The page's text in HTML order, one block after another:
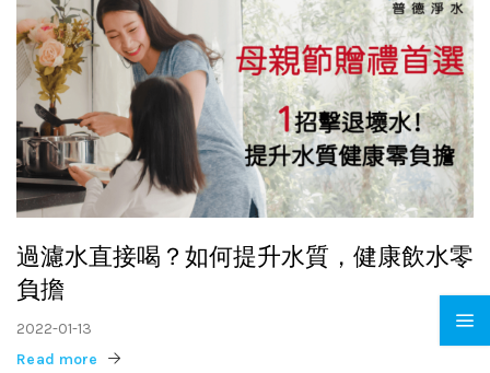
過濾水直接喝？如何提升水質，健康飲水零
負擔
2022-01-13
Read more